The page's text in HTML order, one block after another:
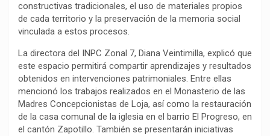
constructivas tradicionales, el uso de materiales propios
de cada territorio y la preservación de la memoria social
vinculada a estos procesos.
La directora del INPC Zonal 7, Diana Veintimilla, explicó que
este espacio permitirá compartir aprendizajes y resultados
obtenidos en intervenciones patrimoniales. Entre ellas
mencionó los trabajos realizados en el Monasterio de las
Madres Concepcionistas de Loja, así como la restauración
de la casa comunal de la iglesia en el barrio El Progreso, en
el cantón Zapotillo. También se presentarán iniciativas